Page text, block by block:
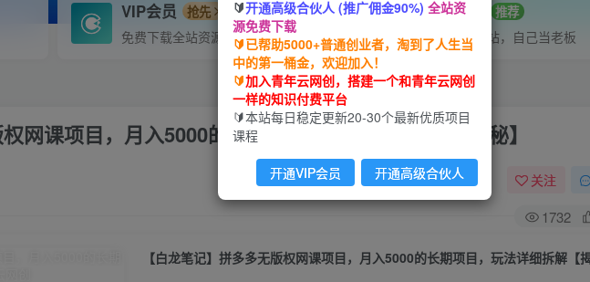
VIP会员 抢先
免费下载全站资源
招募站长 推荐
搭建同款网站，自己当老板
网课项目，月入5000的长期项目，玩法详细拆解【揭秘】
关注
1732
🔰开通高级合伙人 (推广佣金90%) 全站资
源免费下载
🔰已帮助5000+普通创业者，淘到了人生当
中的第一桶金，欢迎加入！
🔰加入青年云网创，搭建一个和青年云网创
一样的知识付费平台
🔰本站每日稳定更新20-30个最新优质项目
课程
开通VIP会员 开通高级合伙人